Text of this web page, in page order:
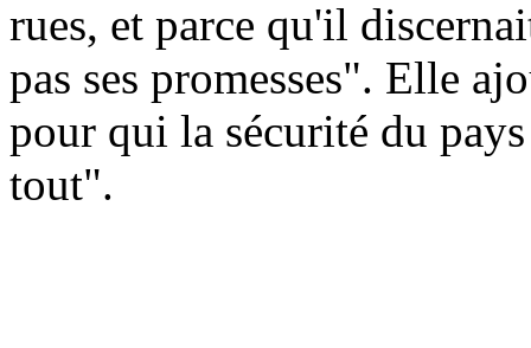
rues, et parce qu'il
pas ses promesses". Elle
pour qui la sécurité du
tout".